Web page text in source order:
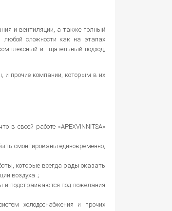
и вентиляции, а также полный
любой сложности как на этапах
и тщательный подход,
и прочие компании, которым в их
в своей работе «APEXVINNITSA»
смонтированы единовременно,
которые всегда рады оказать
воздуха .;
и подстраиваются под пожелания
холодоснабжения и прочих